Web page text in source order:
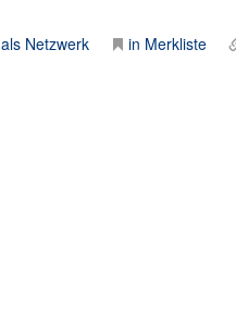
als Netzwerk in Merkliste